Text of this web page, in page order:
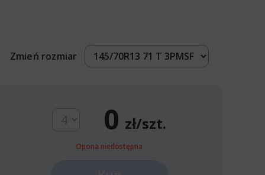
Zmień rozmiar
0 zł/szt.
Opona niedostępna